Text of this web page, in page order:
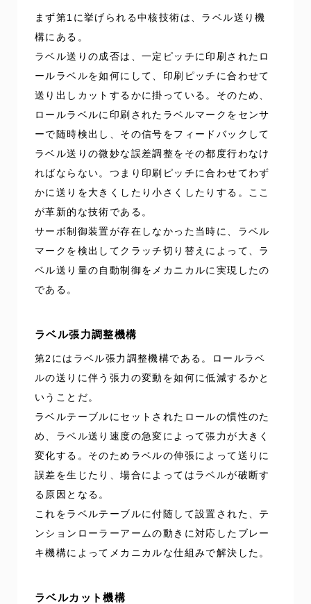
まず第1に挙げられる中核技術は、ラベル送り機
構にある。
ラベル送りの成否は、一定ピッチに印刷されたロ
ールラベルを如何にして、印刷ピッチに合わせて
送り出しカットするかに掛っている。そのため、
ロールラベルに印刷されたラベルマークをセンサ
ーで随時検出し、その信号をフィードバックして
ラベル送りの微妙な誤差調整をその都度行わなけ
ればならない。つまり印刷ピッチに合わせてわず
かに送りを大きくしたり小さくしたりする。ここ
が革新的な技術である。
サーボ制御装置が存在しなかった当時に、ラベル
マークを検出してクラッチ切り替えによって、ラ
ベル送り量の自動制御をメカニカルに実現したの
である。
ラベル張力調整機構
第2にはラベル張力調整機構である。ロールラベ
ルの送りに伴う張力の変動を如何に低減するかと
いうことだ。
ラベルテーブルにセットされたロールの慣性のた
め、ラベル送り速度の急変によって張力が大きく
変化する。そのためラベルの伸張によって送りに
誤差を生じたり、場合によってはラベルが破断す
る原因となる。
これをラベルテーブルに付随して設置された、テ
ンションローラーアームの動きに対応したブレー
キ機構によってメカニカルな仕組みで解決した。
ラベルカット機構